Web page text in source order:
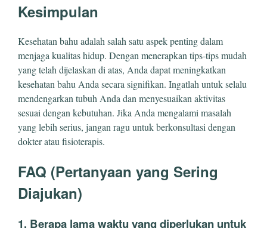
Kesimpulan
Kesehatan bahu adalah salah satu aspek penting dalam
menjaga kualitas hidup. Dengan menerapkan tips-tips mudah
yang telah dijelaskan di atas, Anda dapat meningkatkan
kesehatan bahu Anda secara signifikan. Ingatlah untuk selalu
mendengarkan tubuh Anda dan menyesuaikan aktivitas
sesuai dengan kebutuhan. Jika Anda mengalami masalah
yang lebih serius, jangan ragu untuk berkonsultasi dengan
dokter atau fisioterapis.
FAQ (Pertanyaan yang Sering
Diajukan)
1. Berapa lama waktu yang diperlukan untuk